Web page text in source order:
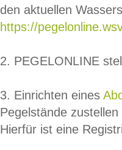
den aktuellen
https://
2. PEGELONLINE
3. Einrichten eines
Pegelstände
Hierfür ist eine